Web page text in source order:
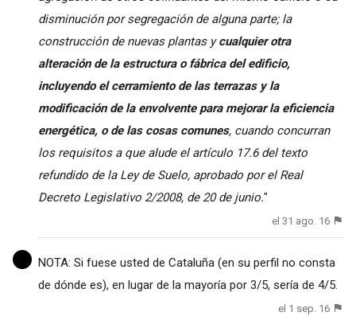
disminución por segregación de alguna parte; la
construcción de nuevas plantas ycualquier otra
alteración de la estructura o fábrica del edificio,
incluyendo el cerramiento de las terrazas y la
modificación de la envolvente para mejorar la eficiencia
energética, o de las cosas comunes, cuando concurran
los requisitos a que alude el artículo 17.6 del texto
refundido de la Ley de Suelo, aprobado por el Real
Decreto Legislativo 2/2008, de 20 de junio."
el 31 ago. 16
NOTA: Si fuese usted de Cataluña (en su perfil no consta
de dónde es), en lugar de la mayoría por 3/5, sería de 4/5.
el 1 sep. 16